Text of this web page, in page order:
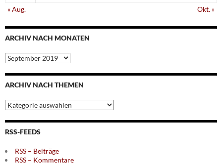
« Aug.
Okt. »
ARCHIV NACH MONATEN
Archiv
nach
Monaten
ARCHIV NACH THEMEN
Archiv
nach
Themen
RSS-FEEDS
RSS – Beiträge
RSS – Kommentare